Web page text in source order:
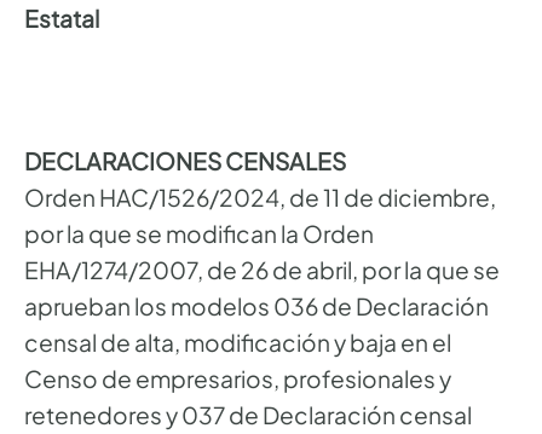
Estatal
DECLARACIONES CENSALES
Orden HAC/1526/2024, de 11 de diciembre,
por la que se modifican la Orden
EHA/1274/2007, de 26 de abril, por la que se
aprueban los modelos 036 de Declaración
censal de alta, modificación y baja en el
Censo de empresarios, profesionales y
retenedores y 037 de Declaración censal